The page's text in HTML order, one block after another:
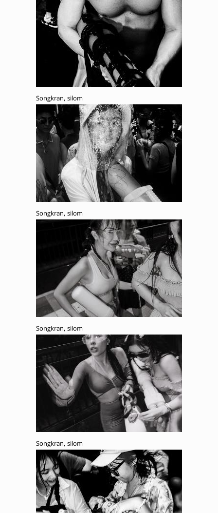
Songkran, silom
Songkran, silom
Songkran, silom
Songkran, silom